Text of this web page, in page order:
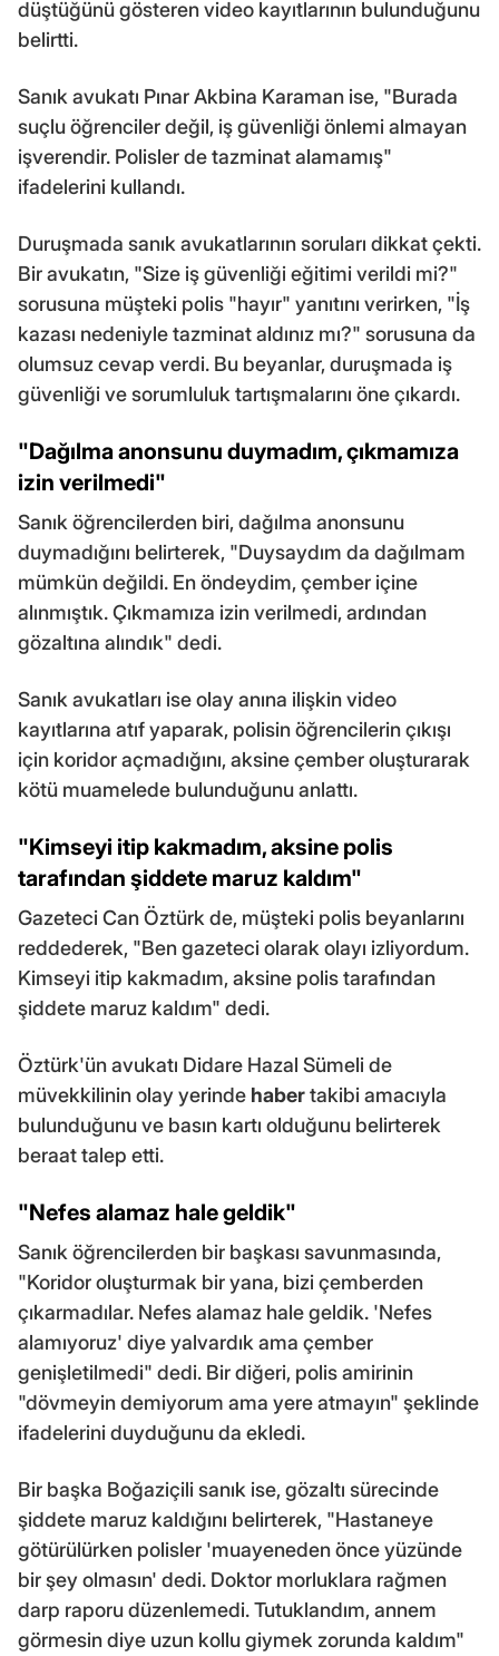
düştüğünü gösteren video kayıtlarının bulunduğunu
belirtti.
Sanık avukatı Pınar Akbina Karaman ise, "Burada
suçlu öğrenciler değil, iş güvenliği önlemi almayan
işverendir. Polisler de tazminat alamamış"
ifadelerini kullandı.
Duruşmada sanık avukatlarının soruları dikkat çekti.
Bir avukatın, "Size iş güvenliği eğitimi verildi mi?"
sorusuna müşteki polis "hayır" yanıtını verirken, "İş
kazası nedeniyle tazminat aldınız mı?" sorusuna da
olumsuz cevap verdi. Bu beyanlar, duruşmada iş
güvenliği ve sorumluluk tartışmalarını öne çıkardı.
"Dağılma anonsunu duymadım, çıkmamıza
izin verilmedi"
Sanık öğrencilerden biri, dağılma anonsunu
duymadığını belirterek, "Duysaydım da dağılmam
mümkün değildi. En öndeydim, çember içine
alınmıştık. Çıkmamıza izin verilmedi, ardından
gözaltına alındık" dedi.
Sanık avukatları ise olay anına ilişkin video
kayıtlarına atıf yaparak, polisin öğrencilerin çıkışı
için koridor açmadığını, aksine çember oluşturarak
kötü muamelede bulunduğunu anlattı.
"Kimseyi itip kakmadım, aksine polis
tarafından şiddete maruz kaldım"
Gazeteci Can Öztürk de, müşteki polis beyanlarını
reddederek, "Ben gazeteci olarak olayı izliyordum.
Kimseyi itip kakmadım, aksine polis tarafından
şiddete maruz kaldım" dedi.
Öztürk'ün avukatı Didare Hazal Sümeli de
müvekkilinin olay yerinde habertakibi amacıyla
bulunduğunu ve basın kartı olduğunu belirterek
beraat talep etti.
"Nefes alamaz hale geldik"
Sanık öğrencilerden bir başkası savunmasında,
"Koridor oluşturmak bir yana, bizi çemberden
çıkarmadılar. Nefes alamaz hale geldik. 'Nefes
alamıyoruz' diye yalvardık ama çember
genişletilmedi" dedi. Bir diğeri, polis amirinin
"dövmeyin demiyorum ama yere atmayın" şeklinde
ifadelerini duyduğunu da ekledi.
Bir başka Boğaziçili sanık ise, gözaltı sürecinde
şiddete maruz kaldığını belirterek, "Hastaneye
götürülürken polisler 'muayeneden önce yüzünde
bir şey olmasın' dedi. Doktor morluklara rağmen
darp raporu düzenlemedi. Tutuklandım, annem
görmesin diye uzun kollu giymek zorunda kaldım"